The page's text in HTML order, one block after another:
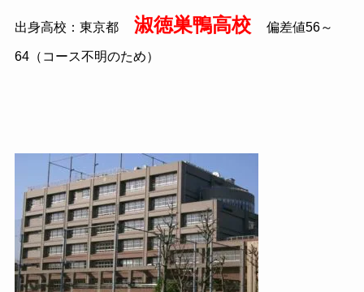
出身高校：東京都 淑徳巣鴨高校 偏差値56～
64（コース不明のため）